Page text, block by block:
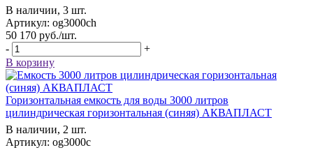
В наличии, 3 шт.
Артикул: og3000ch
50 170 руб./шт.
-
+
В корзину
Горизонтальная емкость для воды 3000 литров
цилиндрическая горизонтальная (синяя) АКВАПЛАСТ
В наличии, 2 шт.
Артикул: og3000c